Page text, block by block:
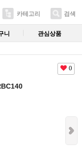
카테고리 검색
니 관심상품
0